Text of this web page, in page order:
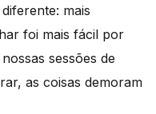
mais
foi mais fácil por
sessões de
as coisas demoram